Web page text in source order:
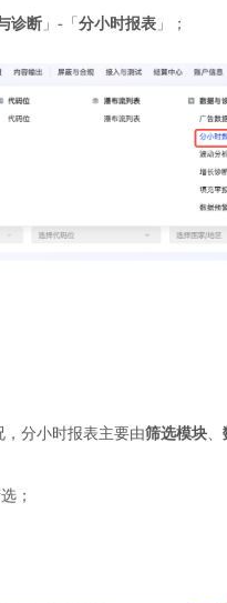
诊断 」-「分小时报表 」；
分小时报表主要由筛选模块
；